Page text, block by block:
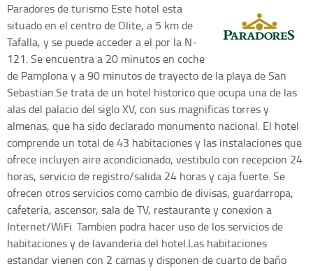
Paradores de turismo Este hotel esta
situado en el centro de Olite, a 5 km de
Tafalla, y se puede acceder a el por la N-
121. Se encuentra a 20 minutos en coche
de Pamplona y a 90 minutos de trayecto de la playa de San
Sebastian.Se trata de un hotel historico que ocupa una de las
alas del palacio del siglo XV, con sus magnificas torres y
almenas, que ha sido declarado monumento nacional. El hotel
comprende un total de 43 habitaciones y las instalaciones que
ofrece incluyen aire acondicionado, vestibulo con recepcion 24
horas, servicio de registro/salida 24 horas y caja fuerte. Se
ofrecen otros servicios como cambio de divisas, guardarropa,
cafeteria, ascensor, sala de TV, restaurante y conexion a
Internet/WiFi. Tambien podra hacer uso de los servicios de
habitaciones y de lavanderia del hotel.Las habitaciones
estandar vienen con 2 camas y disponen de cuarto de baño